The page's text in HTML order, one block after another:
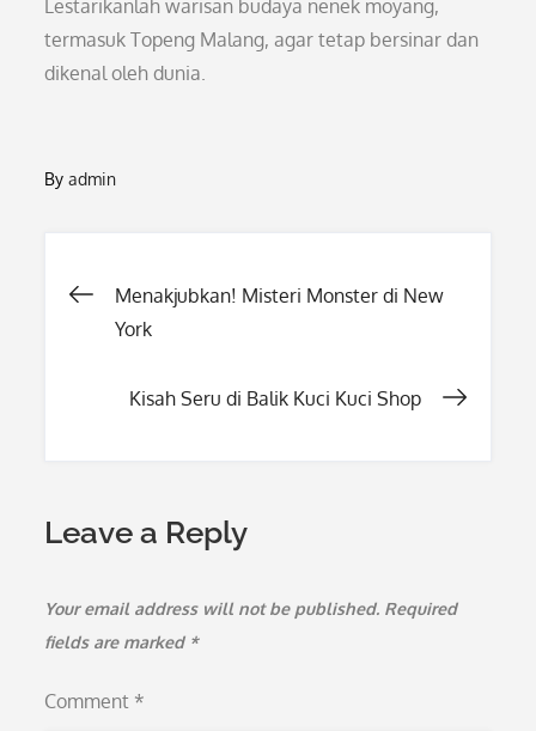
Lestarikanlah warisan budaya nenek moyang,
termasuk Topeng Malang, agar tetap bersinar dan
dikenal oleh dunia.
Byadmin
Post
Menakjubkan! Misteri Monster di New
York
Kisah Seru di Balik Kuci Kuci Shop
Leave a Reply
Your email address will not be published. Required
fields are marked *
Comment *